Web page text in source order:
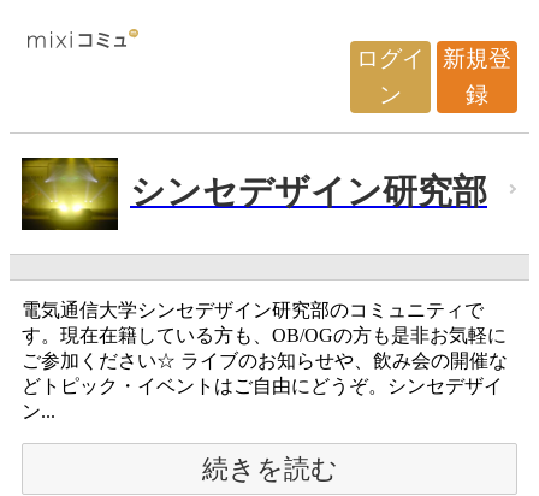
ログイ
ン
新規登
録
シンセデザイン研究部
電気通信大学シンセデザイン研究部のコミュニティで
す。現在在籍している方も、OB/OGの方も是非お気軽に
ご参加ください☆ ライブのお知らせや、飲み会の開催な
どトピック・イベントはご自由にどうぞ。シンセデザイ
ン...
続きを読む